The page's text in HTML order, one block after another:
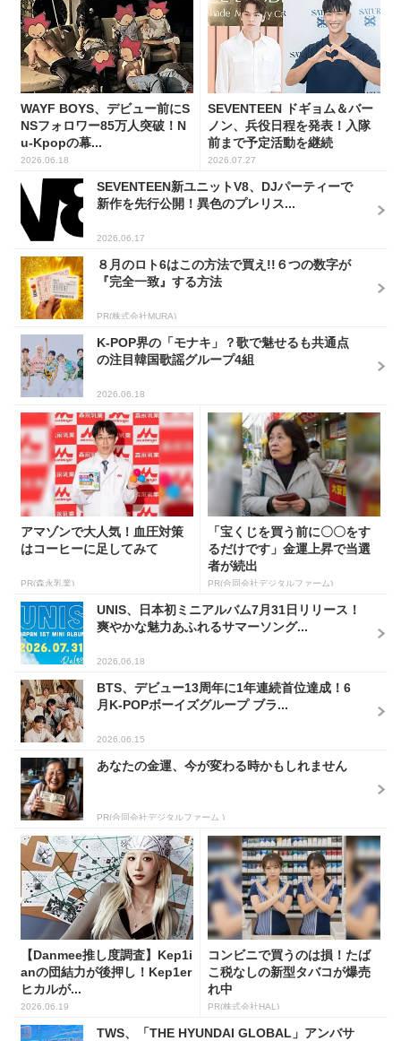
WAYF BOYS、デビュー前にS
NSフォロワー85万人突破！N
u-Kpopの幕...
2026.06.18
SEVENTEEN ドギョム＆バー
ノン、兵役日程を発表！入隊
前まで予定活動を継続
2026.07.27
SEVENTEEN新ユニットV8、DJパーティーで
新作を先行公開！異色のプレリス...
2026.06.17
８月のロト6はこの方法で買え!!６つの数字が
『完全一致』する方法
PR(株式会社MURA)
K-POP界の「モナキ」？歌で魅せるも共通点
の注目韓国歌謡グループ4組
2026.06.18
アマゾンで大人気！血圧対策
はコーヒーに足してみて
PR(森永乳業)
「宝くじを買う前に〇〇をす
るだけです」金運上昇で当選
者が続出
PR(合同会社デジタルファーム)
UNIS、日本初ミニアルバム7月31日リリース！
爽やかな魅力あふれるサマーソング...
2026.06.18
BTS、デビュー13周年に1年連続首位達成！6
月K-POPボーイズグループ ブラ...
2026.06.15
あなたの金運、今が変わる時かもしれません
PR(合同会社デジタルファーム )
【Danmee推し度調査】Kep1i
anの団結力が後押し！Kep1er
ヒカルが...
2026.06.19
コンビニで買うのは損！たば
こ税なしの新型タバコが爆売
れ中
PR(株式会社HAL)
TWS、「THE HYUNDAI GLOBAL」アンバサ